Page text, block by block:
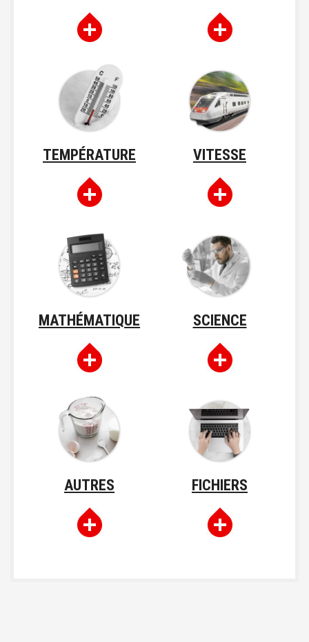
TEMPÉRATURE VITESSE
MATHÉMATIQUE SCIENCE
AUTRES FICHIERS